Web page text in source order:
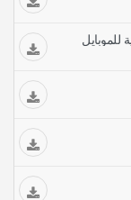
للموبايل